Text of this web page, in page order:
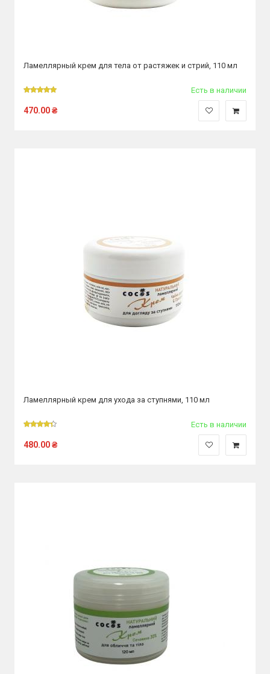
Ламеллярный крем для тела от растяжек и стрий, 110 мл
Есть в наличии
470.00₴
Ламеллярный крем для ухода за ступнями, 110 мл
Есть в наличии
480.00₴